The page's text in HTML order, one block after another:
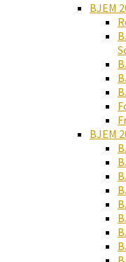
BJEM
BJEM